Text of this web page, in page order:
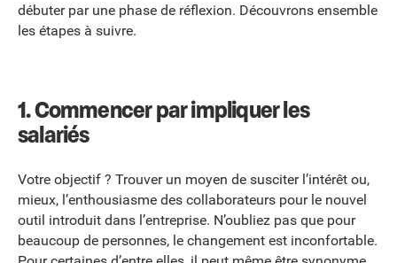
débuter par une phase de réflexion. Découvrons ensemble
les étapes à suivre.
1. Commencer par impliquer les
salariés
Votre objectif ? Trouver un moyen de susciter l’intérêt ou,
mieux, l’enthousiasme des collaborateurs pour le nouvel
outil introduit dans l’entreprise. N’oubliez pas que pour
beaucoup de personnes, le changement est inconfortable.